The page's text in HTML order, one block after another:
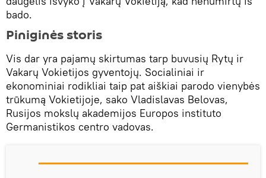
bado.
Piniginės storis
Vis dar yra pajamų skirtumas tarp buvusių Rytų ir
Vakarų Vokietijos gyventojų. Socialiniai ir
ekonominiai rodikliai taip pat aiškiai parodo vienybės
trūkumą Vokietijoje, sako Vladislavas Belovas,
Rusijos mokslų akademijos Europos instituto
Germanistikos centro vadovas.